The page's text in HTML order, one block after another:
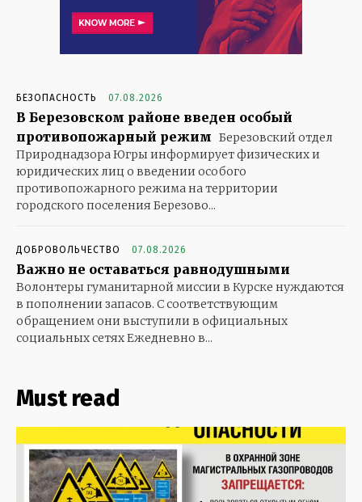
БЕЗОПАСНОСТЬ 07.08.2026
В Березовском районе введен особый
противопожарный режим Березовский отдел
Природнадзора Югры информирует физических и
юридических лиц о введении особого
противопожарного режима на территории
городского поселения Березово...
ДОБРОВОЛЬЧЕСТВО 07.08.2026
Важно не оставаться равнодушными
Волонтеры гуманитарной миссии в Курске нуждаются
в пополнении запасов. С соответствующим
обращением они выступили в официальных
социальных сетях Ежедневно в...
Must read